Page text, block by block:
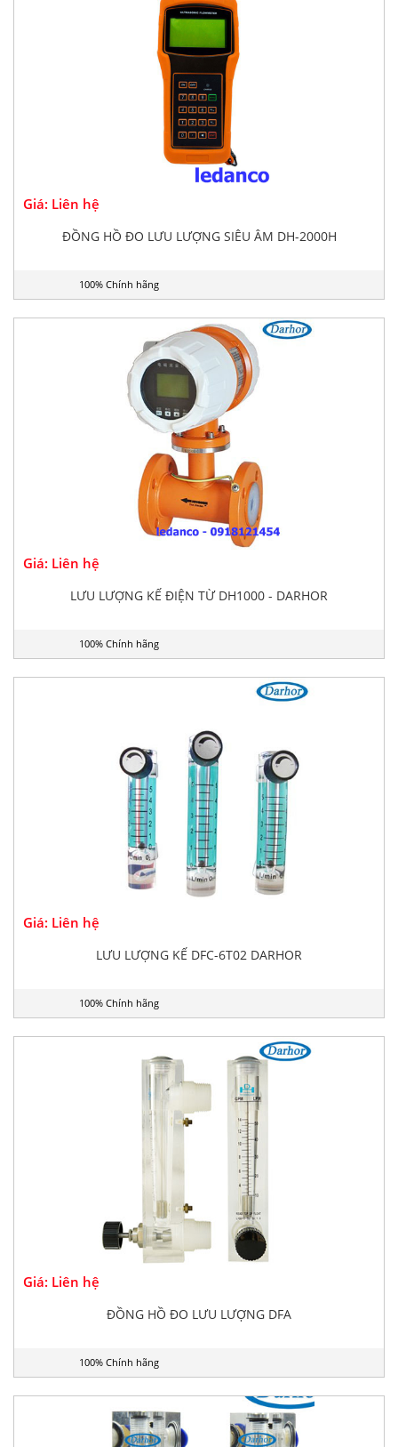
Giá: Liên hệ
ĐỒNG HỒ ĐO LƯU LƯỢNG SIÊU ÂM DH-2000H
100% Chính hãng
Giá: Liên hệ
LƯU LƯỢNG KẾ ĐIỆN TỪ DH1000 - DARHOR
100% Chính hãng
Giá: Liên hệ
LƯU LƯỢNG KẾ DFC-6T02 DARHOR
100% Chính hãng
Giá: Liên hệ
ĐỒNG HỒ ĐO LƯU LƯỢNG DFA
100% Chính hãng